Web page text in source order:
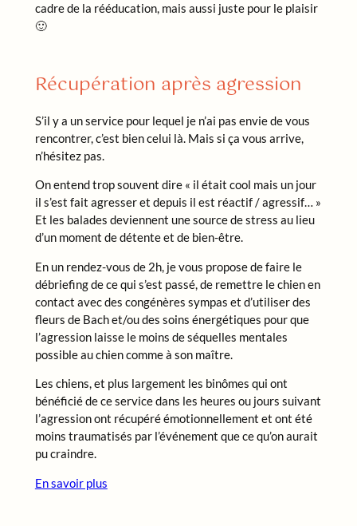
cadre de la rééducation, mais aussi juste pour le plaisir
🙂
Récupération après agression
S’il y a un service pour lequel je n’ai pas envie de vous
rencontrer, c’est bien celui là. Mais si ça vous arrive,
n’hésitez pas.
On entend trop souvent dire « il était cool mais un jour
il s’est fait agresser et depuis il est réactif / agressif… »
Et les balades deviennent une source de stress au lieu
d’un moment de détente et de bien-être.
En un rendez-vous de 2h, je vous propose de faire le
débriefing de ce qui s’est passé, de remettre le chien en
contact avec des congénères sympas et d’utiliser des
fleurs de Bach et/ou des soins énergétiques pour que
l’agression laisse le moins de séquelles mentales
possible au chien comme à son maître.
Les chiens, et plus largement les binômes qui ont
bénéficié de ce service dans les heures ou jours suivant
l’agression ont récupéré émotionnellement et ont été
moins traumatisés par l’événement que ce qu’on aurait
pu craindre.
En savoir plus